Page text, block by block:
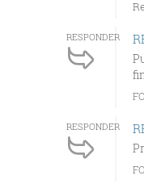
RESPONDER
RESPONDER